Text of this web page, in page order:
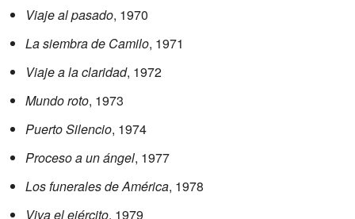
Viaje al pasado, 1970
La siembra de Camilo, 1971
Viaje a la claridad, 1972
Mundo roto, 1973
Puerto Silencio, 1974
Proceso a un ángel, 1977
Los funerales de América, 1978
Viva el ejército, 1979